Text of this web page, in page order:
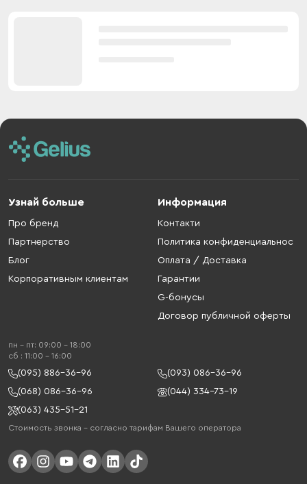
Узнай больше
Про бренд
Партнерство
Блог
Корпоративным клиентам
Информация
Контакти
Политика конфиденциальнос
Оплата / Доставка
Гарантии
G-бонусы
Договор публичной оферты
пн - пт: 09:00 - 18:00
cб : 11:00 - 16:00
(095) 886-36-96
(093) 086-36-96
(068) 086-36-96
(044) 334-73-19
(063) 435-51-21
Стоимость звонка – согласно тарифам Вашего оператора